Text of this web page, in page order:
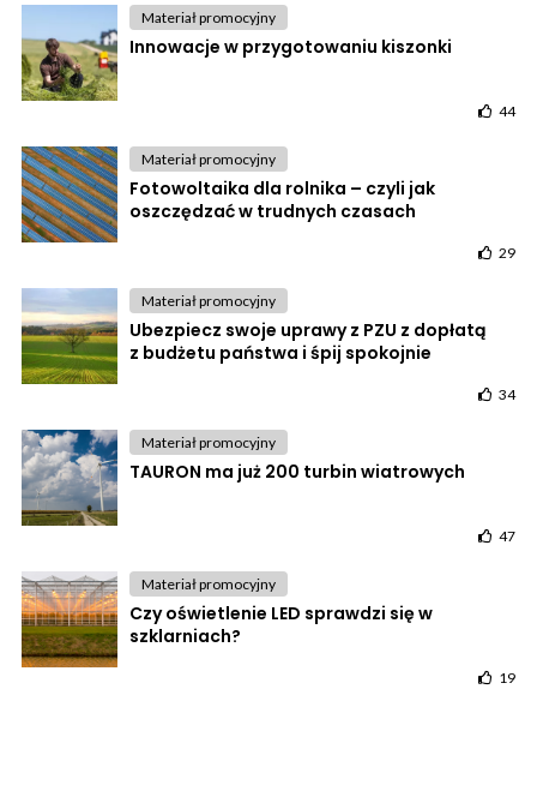
Materiał promocyjny
Innowacje w przygotowaniu kiszonki
44
Materiał promocyjny
Fotowoltaika dla rolnika – czyli jak
oszczędzać w trudnych czasach
29
Materiał promocyjny
Ubezpiecz swoje uprawy z PZU z dopłatą
z budżetu państwa i śpij spokojnie
34
Materiał promocyjny
TAURON ma już 200 turbin wiatrowych
47
Materiał promocyjny
Czy oświetlenie LED sprawdzi się w
szklarniach?
19